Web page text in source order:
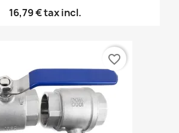
16,79 €tax incl.
favorite_border